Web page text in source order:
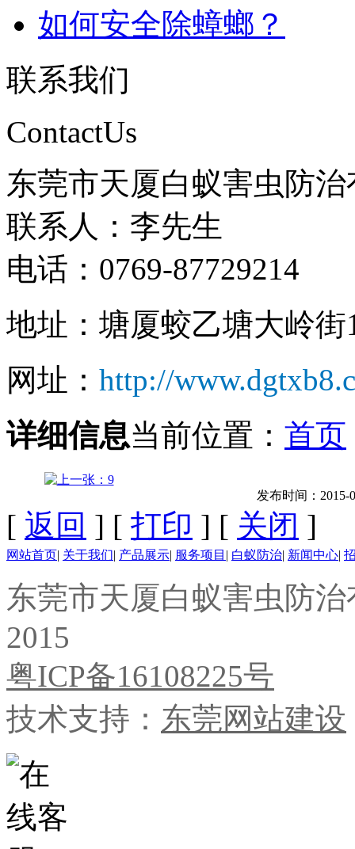
如何安全除蟑螂？
联系我们
ContactUs
东莞市天厦白蚁害虫防
联系人：李先生
电话：0769-87729214
地址：塘厦蛟乙塘大岭街
网址： http://
详细信息当前位置： 首页
发布时间：2015-
[ 返回 ] [ 打印 ] [ 关闭 ]
网站首页| 关于我们| 产品展示| 服务项目 | 白蚁防治| 新闻中心|
东莞市天厦白蚁害虫防
2015
粤ICP备16108225号
技术支持： 东莞网站建设